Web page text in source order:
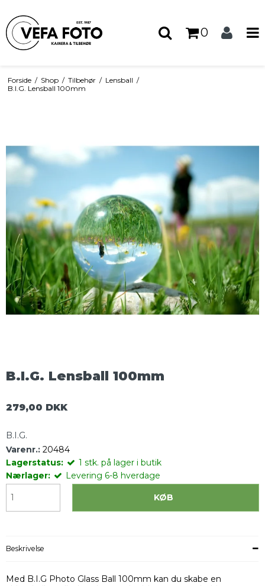
0
Forside / Shop / Tilbehør / Lensball /
B.I.G. Lensball 100mm
B.I.G. Lensball 100mm
279,00 DKK
B.I.G.
Varenr.: 20484
Lagerstatus:
1 stk. på lager i butik
Nærlager:
Levering 6-8 hverdage
KØB
Beskrivelse
Med B.I.G Photo Glass Ball 100mm kan du skabe en